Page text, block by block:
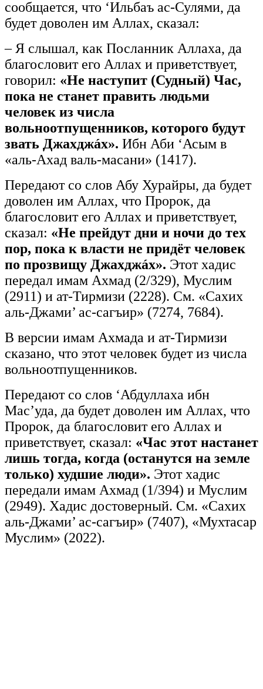
сообщается, что ‘Ильбаъ ас-Сулями, да
будет доволен им Аллах, сказал:
– Я слышал, как Посланник Аллаха, да
благословит его Аллах и приветствует,
говорил: «Не наступит (Судный) Час,
пока не станет править людьми
человек из числа
вольноотпущенников, которого будут
звать Джахджáх». Ибн Аби ‘Асым в
«аль-Ахад валь-масани» (1417).
Передают со слов Абу Хурайры, да будет
доволен им Аллах, что Пророк, да
благословит его Аллах и приветствует,
сказал: «Не прейдут дни и ночи до тех
пор, пока к власти не придёт человек
по прозвищу Джахджáх». Этот хадис
передал имам Ахмад (2/329), Муслим
(2911) и ат-Тирмизи (2228). См. «Сахих
аль-Джами’ ас-сагъир» (7274, 7684).
В версии имам Ахмада и ат-Тирмизи
сказано, что этот человек будет из числа
вольноотпущенников.
Передают со слов ‘Абдуллаха ибн
Мас’уда, да будет доволен им Аллах, что
Пророк, да благословит его Аллах и
приветствует, сказал: «Час этот настанет
лишь тогда, когда (останутся на земле
только) худшие люди». Этот хадис
передали имам Ахмад (1/394) и Муслим
(2949). Хадис достоверный. См. «Сахих
аль-Джами’ ас-сагъир» (7407), «Мухтасар
Муслим» (2022).